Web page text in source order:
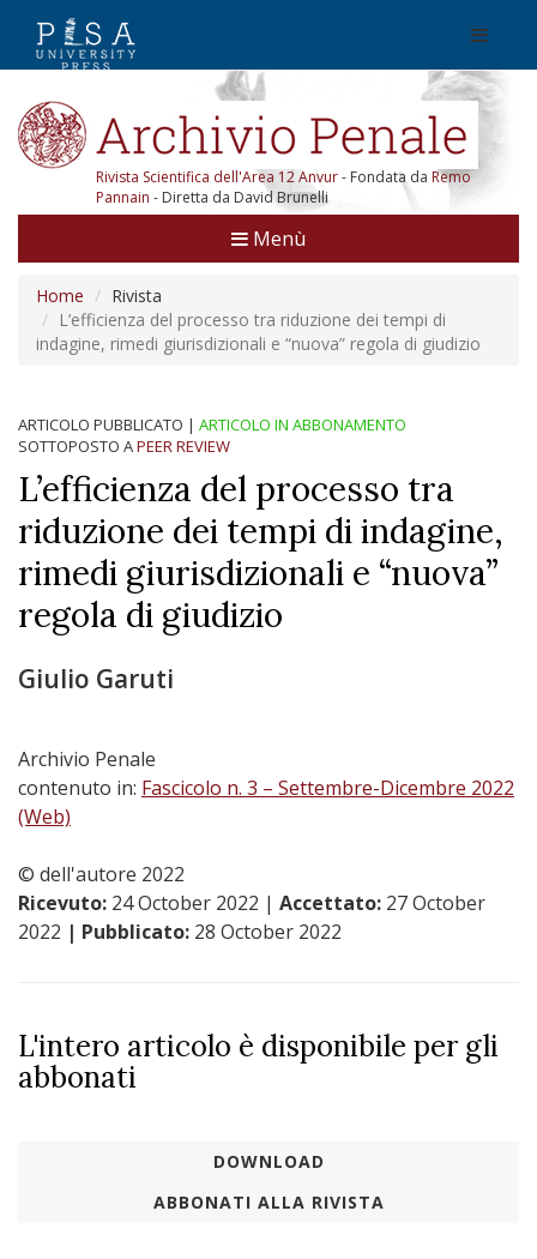
Rivista Scientifica dell'Area 12 Anvur- Fondata da Remo
Pannain - Diretta da David Brunelli
Menù
Home
Rivista
L’efficienza del processo tra riduzione dei tempi di
indagine, rimedi giurisdizionali e “nuova” regola di giudizio
ARTICOLO PUBBLICATO | ARTICOLO IN ABBONAMENTO
SOTTOPOSTO APEER REVIEW
L’efficienza del processo tra
riduzione dei tempi di indagine,
rimedi giurisdizionali e “nuova”
regola di giudizio
Giulio Garuti
Archivio Penale
contenuto in: Fascicolo n. 3 – Settembre-Dicembre 2022
(Web)
© dell'autore 2022
Ricevuto: 24 October 2022 | Accettato: 27 October
2022 | Pubblicato: 28 October 2022
L'intero articolo è disponibile per gli
abbonati
DOWNLOAD
ABBONATI ALLA RIVISTA